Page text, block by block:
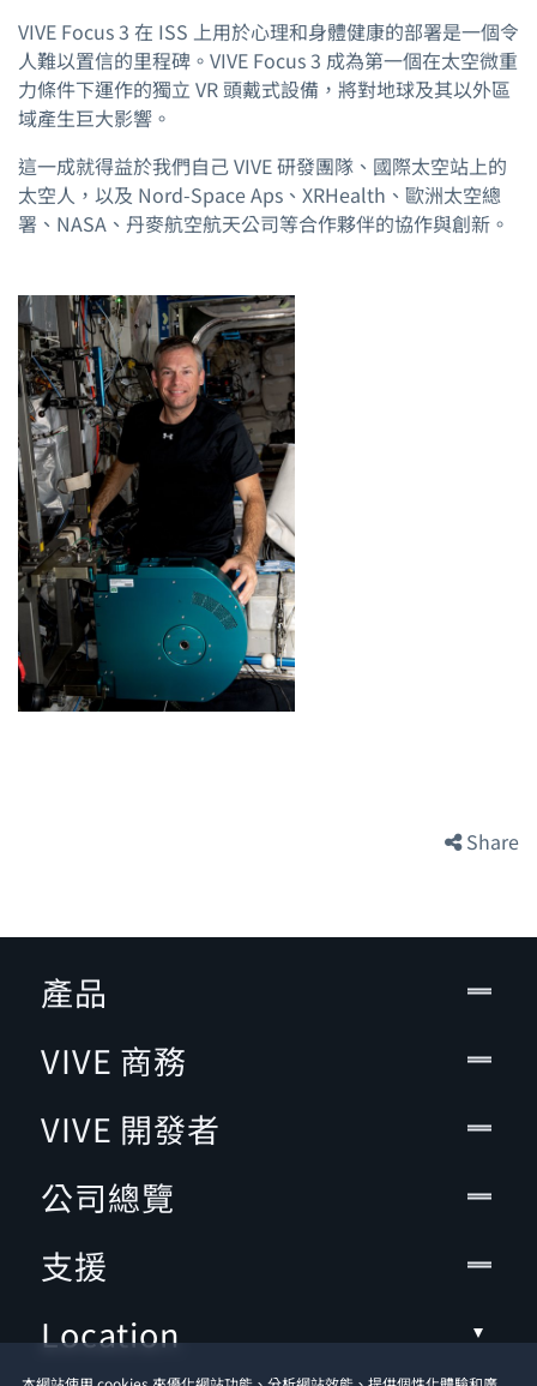
VIVE Focus 3 在 ISS 上用於心理和身體健康的部署是一個令
人難以置信的里程碑。VIVE Focus 3 成為第一個在太空微重
力條件下運作的獨立 VR 頭戴式設備，將對地球及其以外區
域產生巨大影響。
這一成就得益於我們自己 VIVE 研發團隊、國際太空站上的
太空人，以及 Nord-Space Aps、XRHealth、歐洲太空總
署、NASA、丹麥航空航天公司等合作夥伴的協作與創新。
Share
產品
VIVE 商務
VIVE 開發者
公司總覽
支援
Location